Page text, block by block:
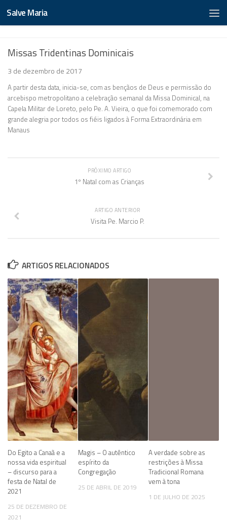
Salve Maria
Missas Tridentinas Dominicais
3 de dezembro de 2017
A partir desta data, inicia-se, com as bençãos de Deus e permissão do
arcebispo metropolitano a celebração semanal da Missa Dominical, na
Capela Militar de Loreto, pelo Pe. A. Vieira, o que foi comemorado com
grande alegria por todos os fiéis ligados à Forma Extraordinária em
Manaus
PRÓXIMO ARTIGO
1º Natal com as Crianças
ARTIGO ANTERIOR
Visita Pe. Marcio P.
ARTIGOS RELACIONADOS
Do Egito a Canaã e a
nossa vida espiritual
– discurso para a
festa de Natal de
2021
25 DE DEZEMBRO DE
2021
Magis – O autêntico
espírito da
Congregação
25 DE ABRIL DE 2019
A verdade sobre as
restrições à Missa
Tradicional Romana
vem à tona
1 DE JULHO DE 2025